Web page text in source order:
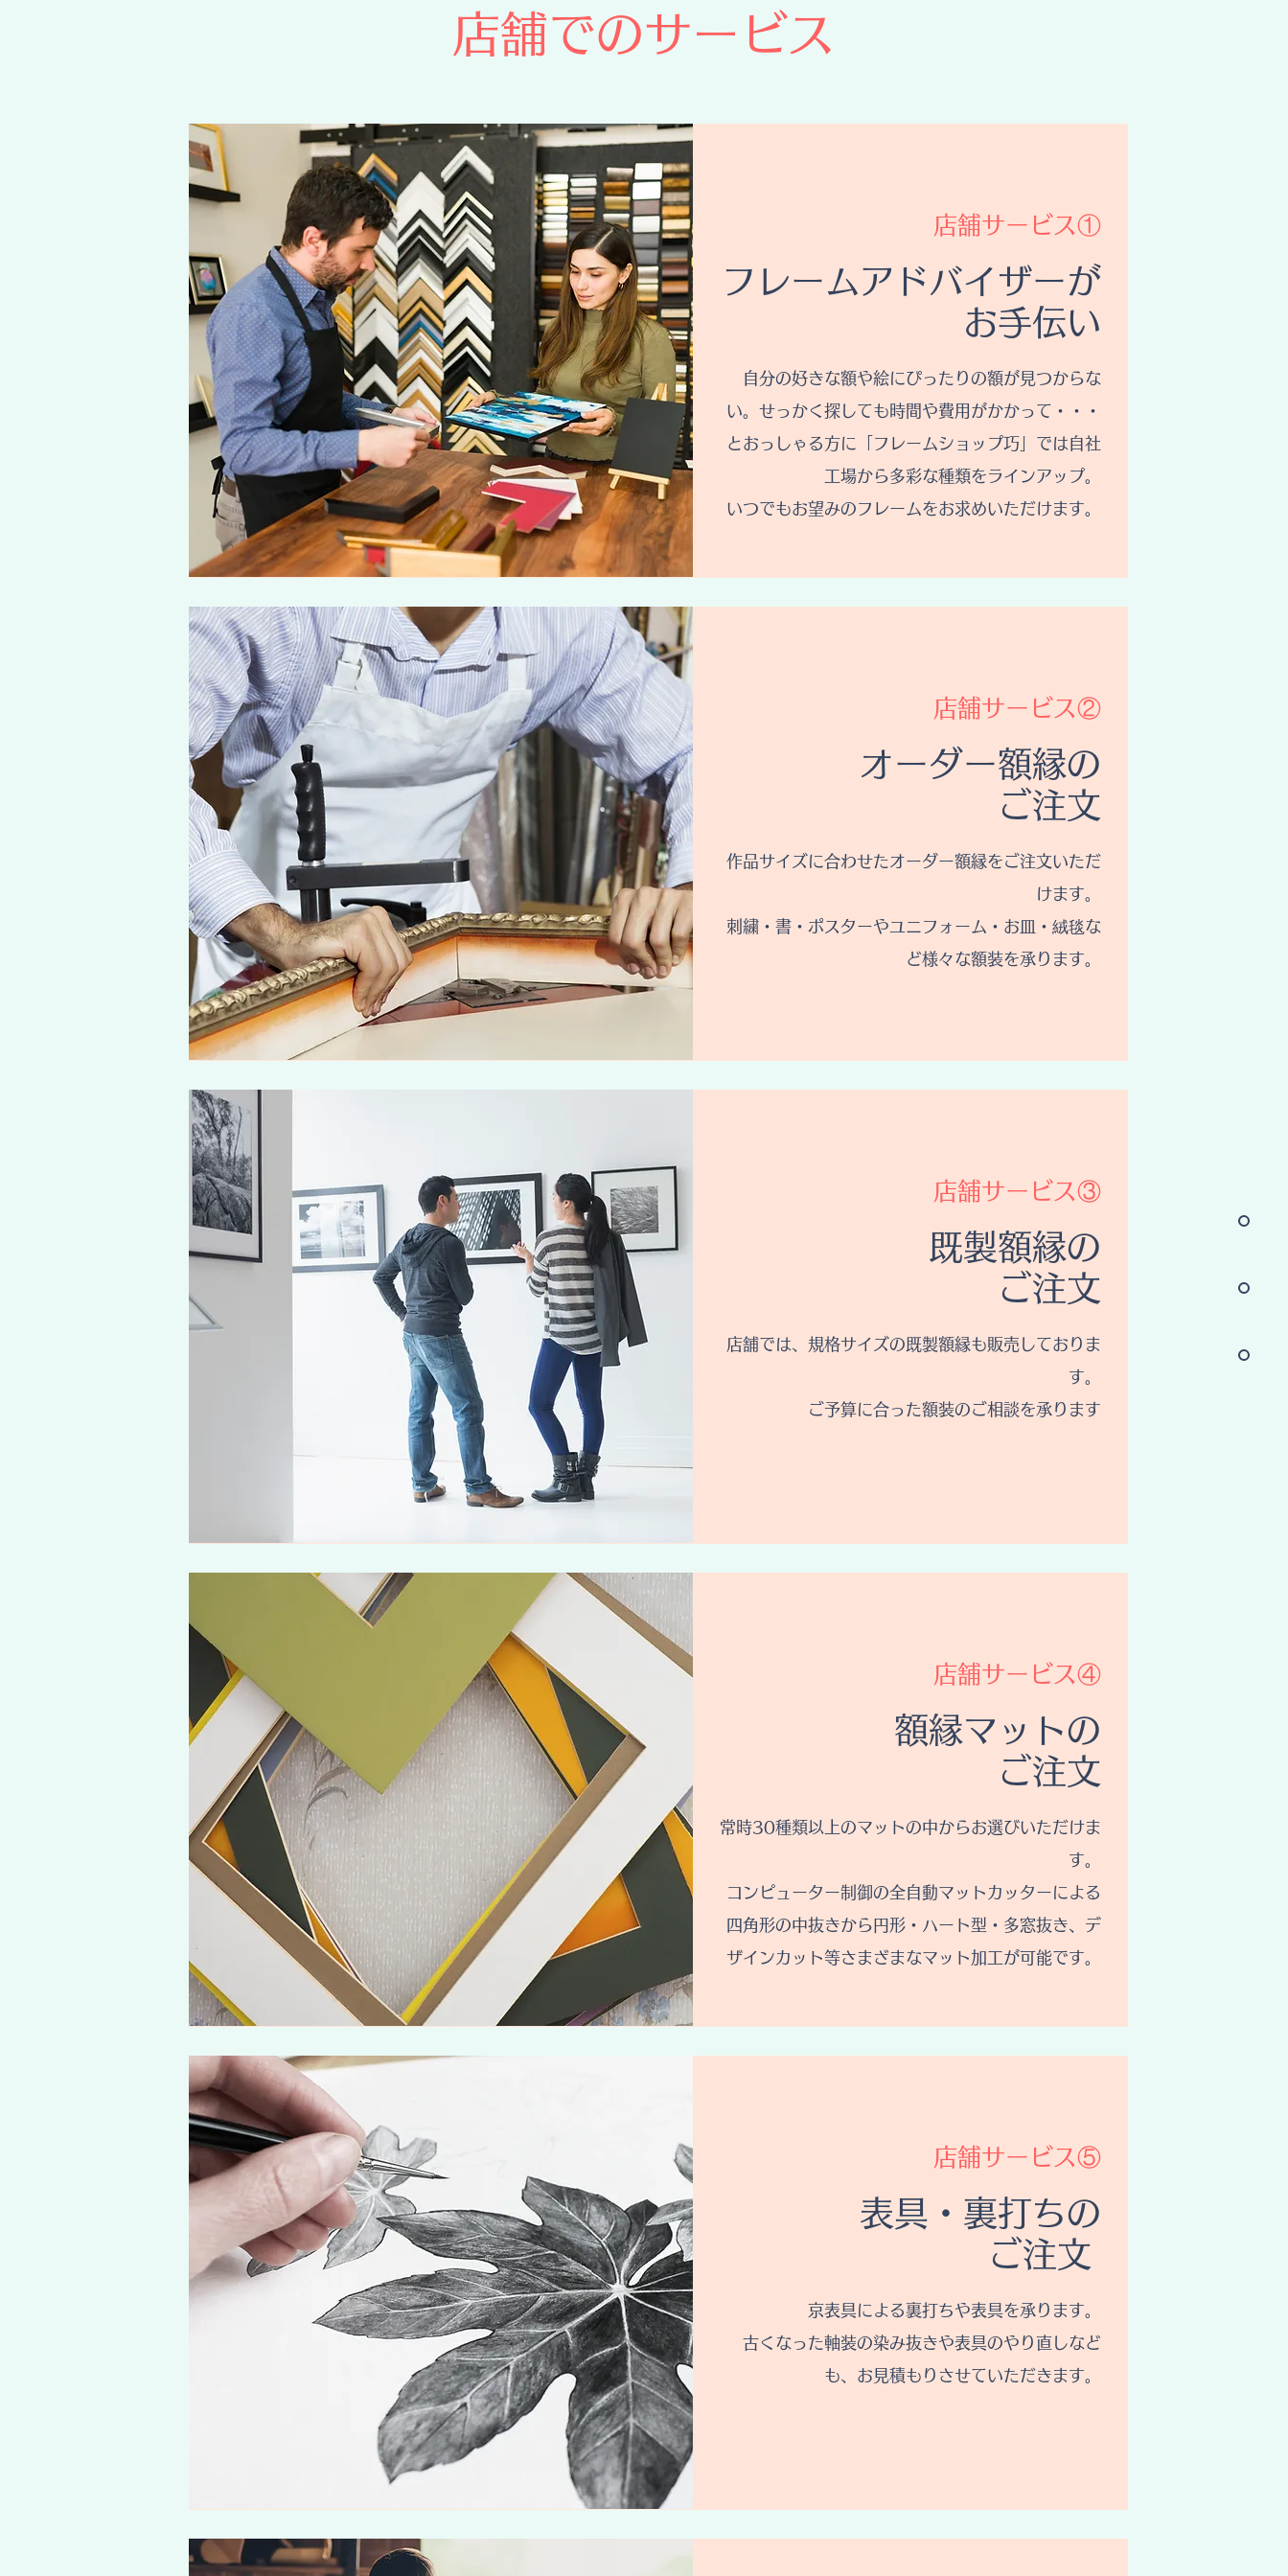
店舗でのサービス
​店舗サービス①
​フレームアドバイザーが
お手伝い
自分の好きな額や絵にぴったりの額が見つからな
い。せっかく探しても時間や費用がかかって・・・
とおっしゃる方に「フレームショップ巧」では自社
工場から多彩な種類をラインアップ。
いつでもお望みのフレームをお求めいただけます。
​店舗サービス②
オーダー額縁の
ご注文
作品サイズに合わせたオーダー額縁をご注文いただ
けます。
刺繍・書・ポスターやユニフォーム・お皿・絨毯な
ど様々な額装を承ります。
​店舗サービス③
​既製額縁の
ご注文
店舗では、規格サイズの既製額縁も販売しておりま
す。
ご予算に合った額装のご相談を承ります
​店舗サービス④
額縁マットの
ご注文
常時30種類以上のマットの中からお選びいただけま
す。
コンピューター制御の全自動マットカッターによる
四角形の中抜きから円形・ハート型・多窓抜き、デ
ザインカット等さまざまなマット加工が可能です。
​店舗サービス⑤
表具・裏打ちの
ご注文
京表具による裏打ちや表具を承ります。
古くなった軸装の染み抜きや表具のやり直しなど
も、お見積もりさせていただきます。